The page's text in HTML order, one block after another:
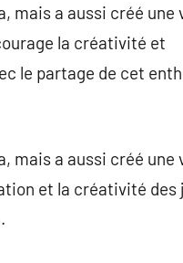
mais a aussi créé une
la créativité et
le partage de cet
mais a aussi créé une
et la créativité des